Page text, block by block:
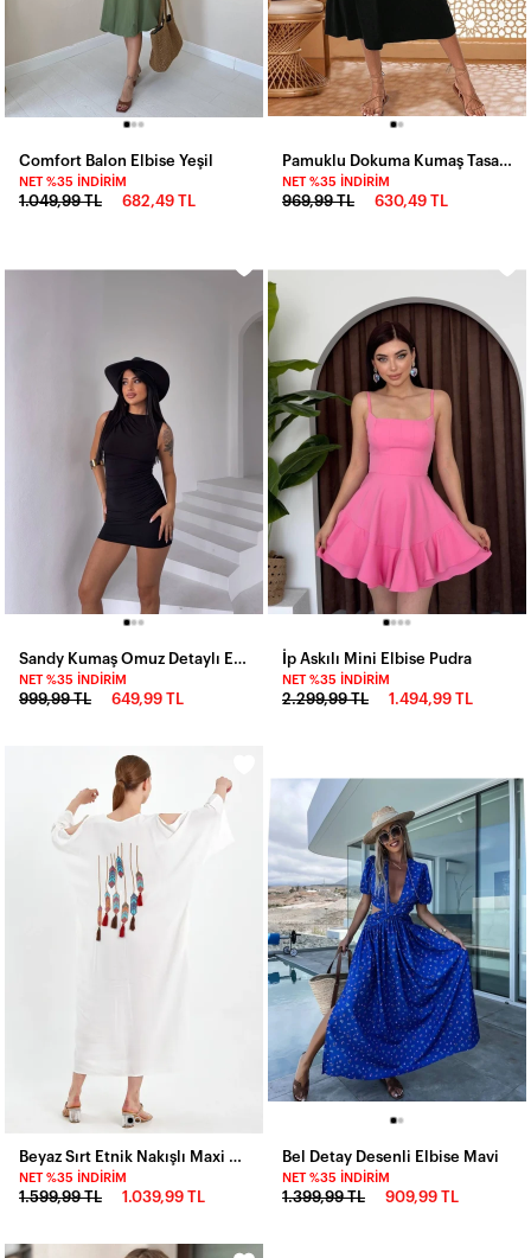
Comfort Balon Elbise Yeşil
NET %35 İNDIRIM
1.049,99 TL 682,49 TL
NET %35 İNDIRIM
969,99 TL 630,49 TL
NET %35 İNDIRIM
999,99 TL 649,99 TL
İp Askılı Mini Elbise Pudra
NET %35 İNDIRIM
2.299,99 TL 1.494,99 TL
NET %35 İNDIRIM
1.599,99 TL 1.039,99 TL
Bel Detay Desenli Elbise Mavi
NET %35 İNDIRIM
1.399,99 TL 909,99 TL